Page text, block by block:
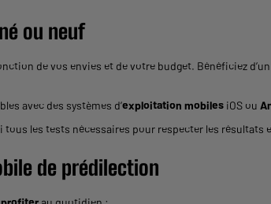
ou neuf
de vos envies et de votre budget. Bénéficiez
avec des systèmes d’exploitation mobiles iOS ou
les tests nécessaires pour respecter les
de prédilection